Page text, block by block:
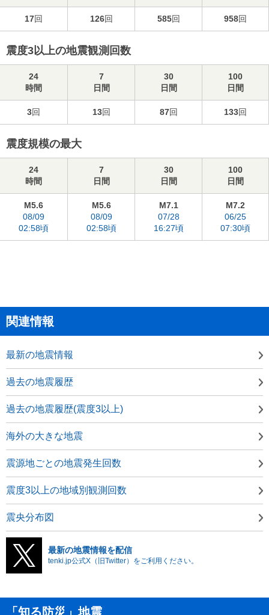
17回 126回 585回 958回
震度3以上の地震観測回数
24
時間
7
日間
30
日間
100
日間
3回 13回 87回 133回
震度規模の最大
24
時間
7
日間
30
日間
100
日間
M5.6
08/09
02:58頃
M5.6
08/09
02:58頃
M7.1
07/28
16:27頃
M7.2
06/25
07:30頃
関連情報
最新の地震情報
過去の地震履歴
過去の地震履歴(震度3以上)
海外の大きな地震
震源地ごとの地震発生回数
震度3以上の地域別観測回数
震央分布図
最新の地震情報を配信
tenki.jp公式X（旧Twitter）をご利用ください。
「知る防災」地震